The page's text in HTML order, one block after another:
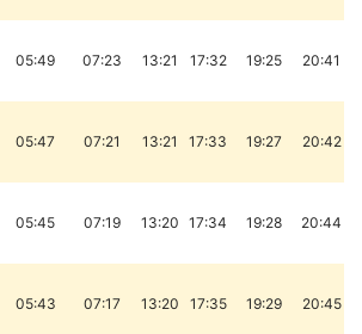
05:49 07:23 13:21 17:32 19:25 20:41
05:47 07:21 13:21 17:33 19:27 20:42
05:45 07:19 13:20 17:34 19:28 20:44
05:43 07:17 13:20 17:35 19:29 20:45